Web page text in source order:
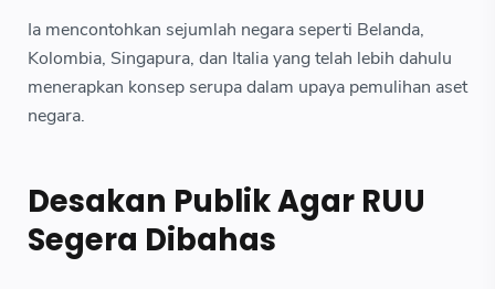
Ia mencontohkan sejumlah negara seperti Belanda,
Kolombia, Singapura, dan Italia yang telah lebih dahulu
menerapkan konsep serupa dalam upaya pemulihan aset
negara.
Desakan Publik Agar RUU
Segera Dibahas